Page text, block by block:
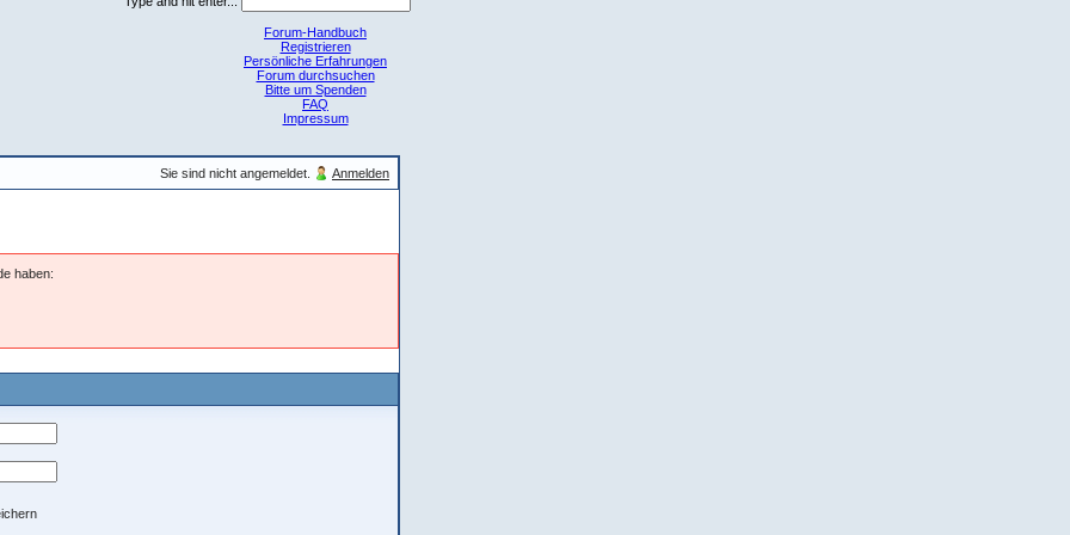
Forum-Handbuch
Registrieren
Persönliche Erfahrungen
Forum durchsuchen
Bitte um Spenden
FAQ
Impressum
Sie sind nicht angemeldet. Anmelden
haben: